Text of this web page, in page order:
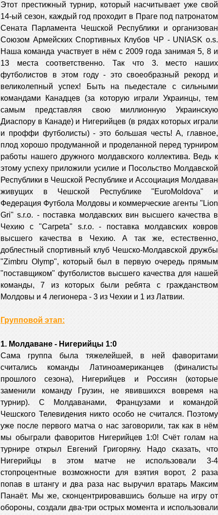
Этот престижный турнир, который насчитывает уже свой
14-ый сезон, каждый год проходит в Праге под патронатом
Сената Парламента Чешской Республики и организован
Союзом Армейских Спортивных Клубов ЧР - UNIASK o.s.
Наша команда участвует в нём с 2009 года занимая 5, 8 и
13 места соответственно. Так что 3. место наших
футболистов в этом году - это своеобразный рекорд и
великолепный успех! Быть на пьедестале с сильными
командами Канадцев (за которую играли Украинцы, тем
самым представляя свою миллионную Украинскую
Диаспору в Канаде) и Нигерийцев (в рядах которых играли
и проффи футболисты) - это большая честь! А, главное,
плод хорошо продуманной и проделанной перед турниром
работы нашего дружного молдавского коллектива. Ведь к
этому успеху приложили усилие и Посольство Молдавской
Республики в Чешской Республике и Ассоциация Mолдаван
живущих в Чешской Республике "EuroMoldova" и
Федерация Футбола Молдовы и коммерческие агенты "Lion
Gri" s.r.o. - поставка молдавских вин высшего качества в
Чехию c "Carpeta" s.r.o. - поставка молдавских ковров
высшего качества в Чехию. А так же, естественно,
доблестный спортивный клуб Чешско-Молдавской дружбы
"Zimbru Olymp", который был в первую очередь прямым
"поставщиком" футболистов высшего качества для нашей
команды, 7 из которых были ребята с гражданством
Молдовы и 4 легионера - 3 из Чехии и 1 из Латвии.
Групповой этап:
1. Молдаване - Нигерийцы 1:0
Сама группа была тяжелейшей, в ней фаворитами
считались команды Латиноамериканцев (финалисты
прошлого сезона), Нигерийцев и Россиян (которые
заменили команду Грузин, не явившихся вовремя на
турнир). С Молдаванами, Французами и командой
Чешского Телевидения никто особо не считался. Поэтому
уже после первого матча о нас заговорили, так как в нём
мы обыграли фаворитов Нигерийцев 1:0! Счёт голам на
турнире открыл Евгений Григоряну. Надо сказать, что
Нигерийцы в этом матче не использовали 3-4
стопроцентные возможности для взятия ворот, 2 раза
попав в штангу и два раза нас выручил вратарь Максим
Панаёт. Мы же, сконцентрировавшись больше на игру от
обороны, создали два-три острых момента и использовали